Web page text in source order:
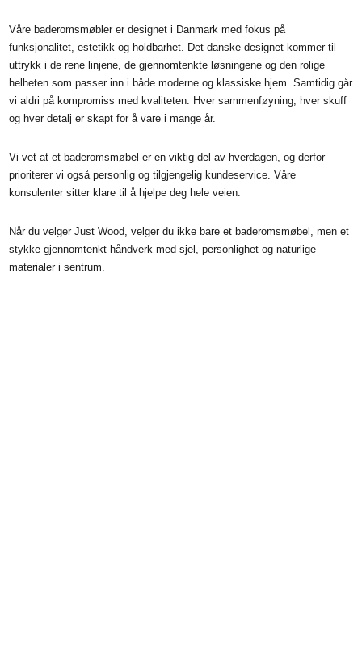
Våre baderomsmøbler er designet i Danmark med fokus på
funksjonalitet, estetikk og holdbarhet. Det danske designet kommer til
uttrykk i de rene linjene, de gjennomtenkte løsningene og den rolige
helheten som passer inn i både moderne og klassiske hjem. Samtidig går
vi aldri på kompromiss med kvaliteten. Hver sammenføyning, hver skuff
og hver detalj er skapt for å vare i mange år.
Vi vet at et baderomsmøbel er en viktig del av hverdagen, og derfor
prioriterer vi også personlig og tilgjengelig kundeservice. Våre
konsulenter sitter klare til å hjelpe deg hele veien.
Når du velger Just Wood, velger du ikke bare et baderomsmøbel, men et
stykke gjennomtenkt håndverk med sjel, personlighet og naturlige
materialer i sentrum.